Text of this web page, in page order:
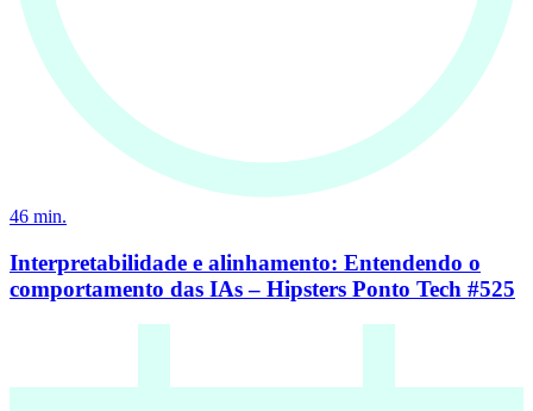
46 min.
Interpretabilidade e alinhamento: Entendendo o
comportamento das IAs – Hipsters Ponto Tech #525